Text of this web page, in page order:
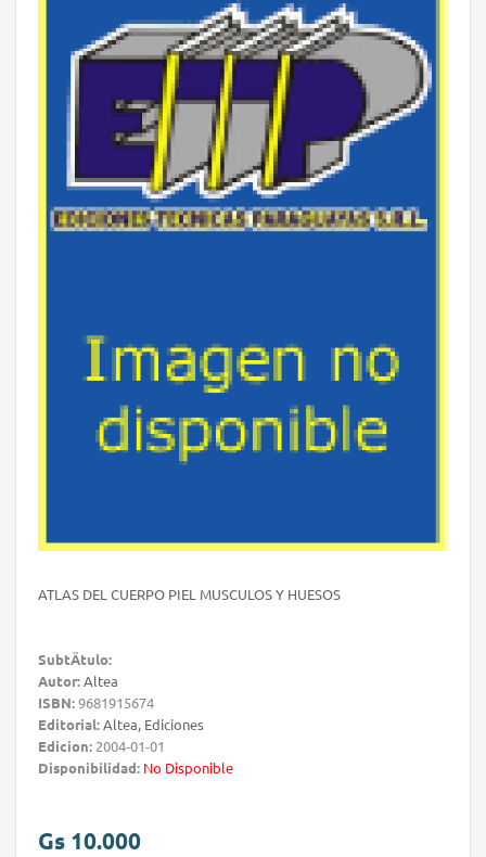
ATLAS DEL CUERPO PIEL MUSCULOS Y HUESOS
SubtÃ­tulo:
Autor:Altea
ISBN:9681915674
Editorial:Altea, Ediciones
Edicion: 2004-01-01
Disponibilidad: No Disponible
Gs 10.000